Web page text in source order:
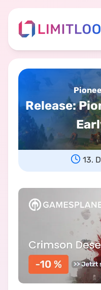
Release:
13.